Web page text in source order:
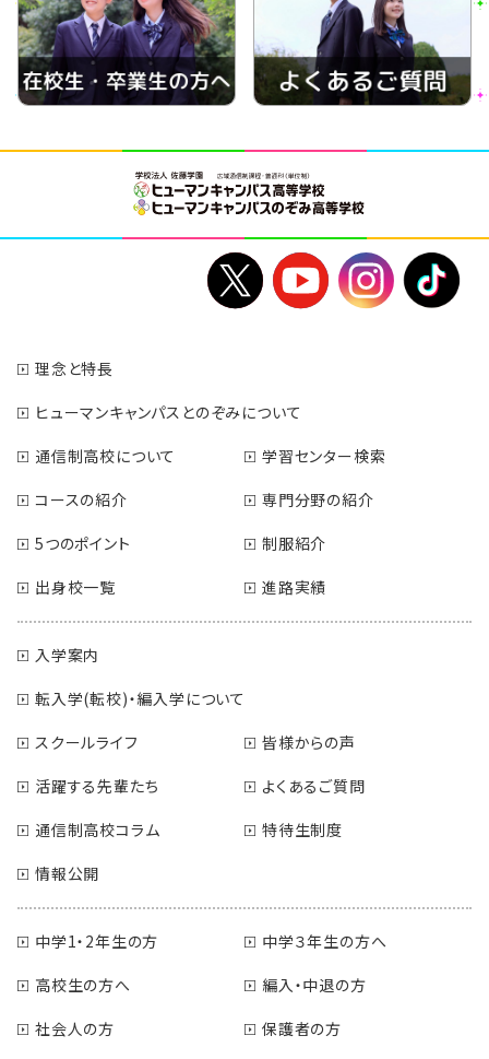
理念と特長
ヒューマンキャンパスとのぞみについて
通信制高校について
学習センター検索
コースの紹介
専門分野の紹介
5つのポイント
制服紹介
出身校一覧
進路実績
入学案内
転入学(転校)・編入学について
スクールライフ
皆様からの声
活躍する先輩たち
よくあるご質問
通信制高校コラム
特待生制度
情報公開
中学1・2年生の方
中学３年生の方へ
高校生の方へ
編入・中退の方
社会人の方
保護者の方